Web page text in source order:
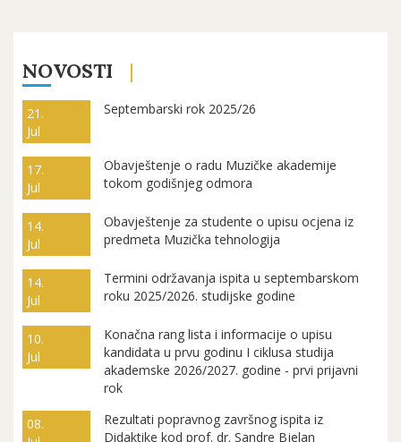
NOVOSTI
21.
Jul
Septembarski rok 2025/26
17.
Jul
Obavještenje o radu Muzičke akademije
tokom godišnjeg odmora
14.
Jul
Obavještenje za studente o upisu ocjena iz
predmeta Muzička tehnologija
14.
Jul
Termini održavanja ispita u septembarskom
roku 2025/2026. studijske godine
10.
Jul
Konačna rang lista i informacije o upisu
kandidata u prvu godinu I ciklusa studija
akademske 2026/2027. godine - prvi prijavni
rok
08.
Rezultati popravnog završnog ispita iz
Didaktike kod prof. dr. Sandre Bjelan